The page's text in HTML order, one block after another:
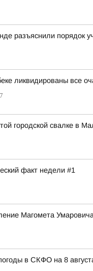
разъяснили порядок
ликвидированы все
городской свалке в
факт недели #1
Магомета
в СКФО на 8